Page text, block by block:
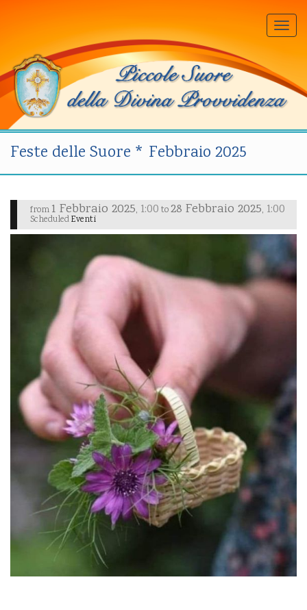
Feste delle Suore * Febbraio 2025
from 1 Febbraio 2025, 1:00 to28 Febbraio 2025, 1:00
ScheduledEventi